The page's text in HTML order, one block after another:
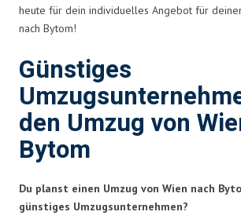
heute für dein individuelles Angebot für
nach Bytom!
Günstiges
den Umzug von
Bytom
Du planst einen Umzug von Wien nach
günstiges Umzugsunternehmen?